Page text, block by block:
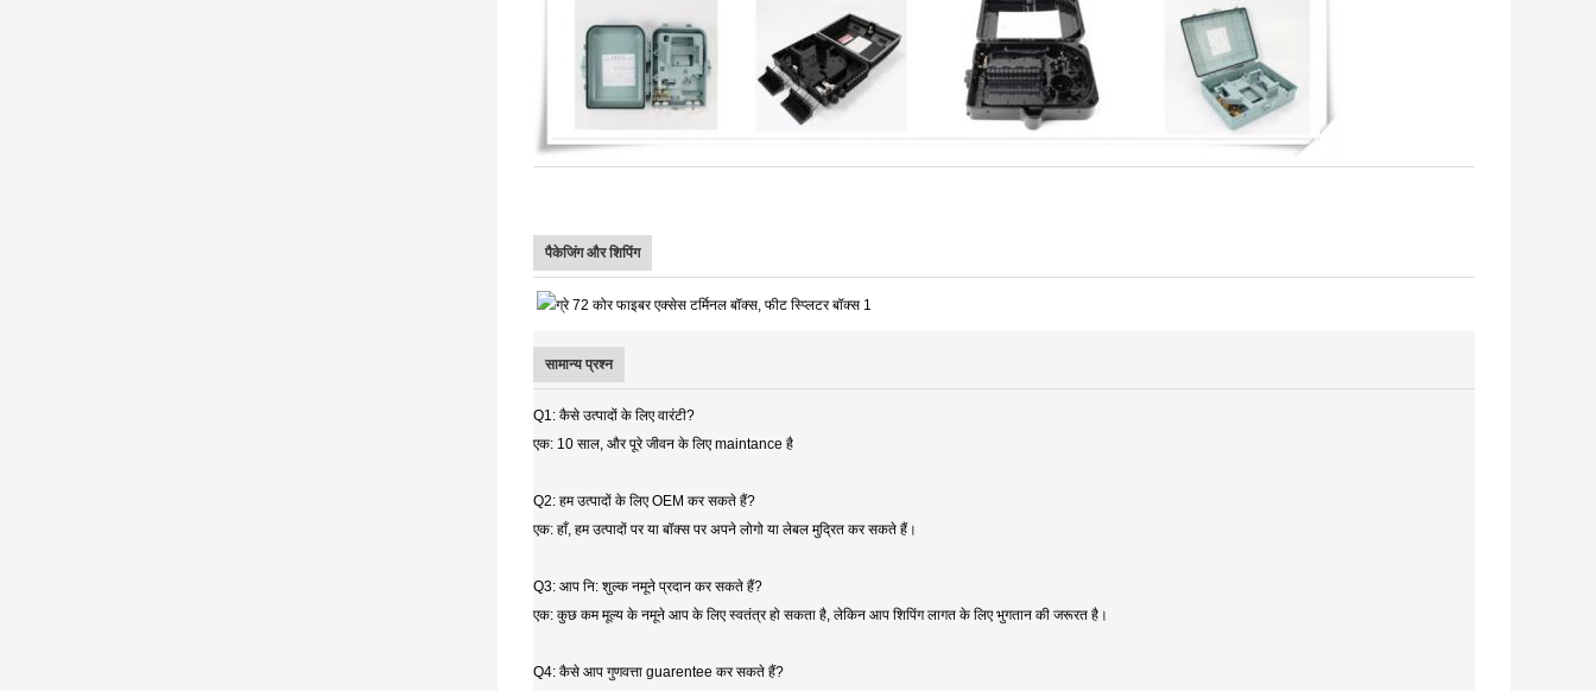
पैकेजिंग और शिपिंग
सामान्य प्रश्न
Q1: कैसे उत्पादों के लिए वारंटी?
एक: 10 साल, और पूरे जीवन के लिए maintance है
Q2: हम उत्पादों के लिए OEM कर सकते हैं?
एक: हाँ, हम उत्पादों पर या बॉक्स पर अपने लोगो या लेबल मुद्रित कर सकते हैं।
Q3: आप नि: शुल्क नमूने प्रदान कर सकते हैं?
एक: कुछ कम मूल्य के नमूने आप के लिए स्वतंत्र हो सकता है, लेकिन आप शिपिंग लागत के लिए भुगतान की जरूरत है।
Q4: कैसे आप गुणवत्ता guarentee कर सकते हैं?